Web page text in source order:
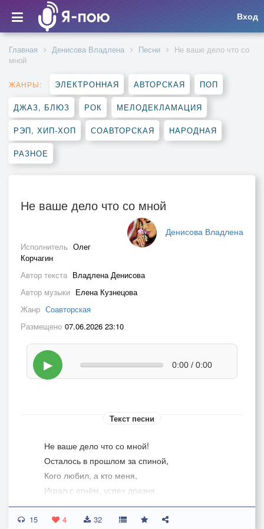
Вход
Главная Денисова Владлена Песни
Не ваше дело что со
мной
ЖАНРЫ: ЭЛЕКТРОННАЯ АВТОРСКАЯ ПОП
ДЖАЗ, БЛЮЗ РОК МЕЛОДЕКЛАМАЦИЯ
РЭП, ХИП-ХОП СОАВТОРСКАЯ НАРОДНАЯ
РАЗНОЕ
Не ваше дело что со мной
Денисова Владлена
Исполнитель Олег
Корчагин
Автор текста Владлена Денисова
Автор музыки Елена Кузнецова
Жанр Соавторская
Размещено 07.06.2026 23:10
▶ 0:00 / 0:00
Текст песни
Не ваше дело что со мной!
Осталось в прошлом за спиной,
Кого любил, а кто меня,
Играл с огнём, успех дразня,
Платил долги, сжигал мосты,
Летел на свет из темноты,
15 4 32